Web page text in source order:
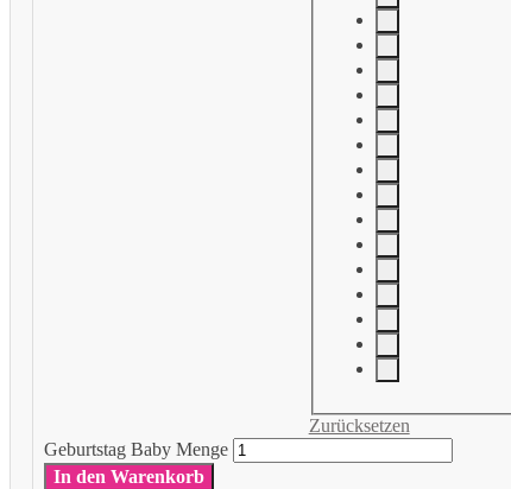
Zurücksetzen
Geburtstag Baby Menge
In den Warenkorb